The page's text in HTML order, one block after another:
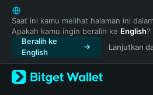
English
日本語
Tiếng Việt
Русский
Español (Latinoamérica)
Türkçe
Saat ini kamu melihat halaman ini
Apakah kamu ingin beralih ke English?
Beralih ke
English
Lanjutkan